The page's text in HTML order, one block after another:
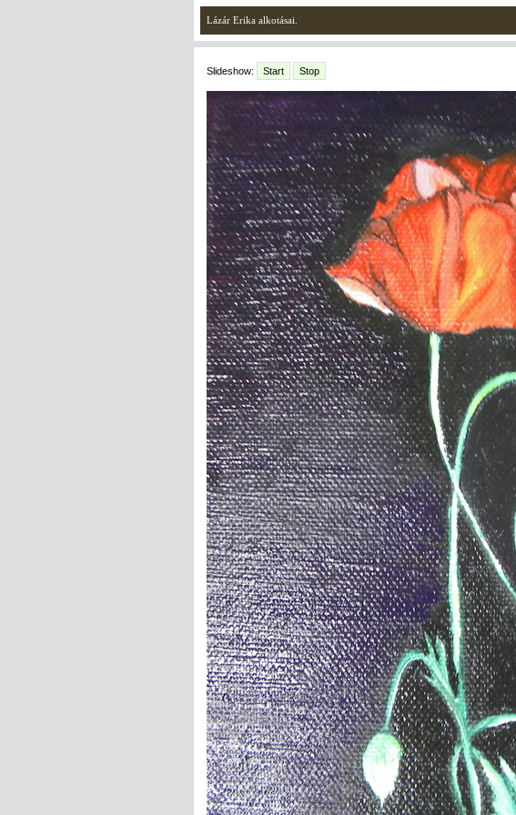
Lázár Erika alkotásai.
Slideshow: Start Stop